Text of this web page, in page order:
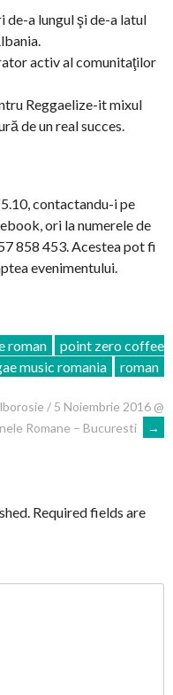
de-a lungul şi de-a latul
activ al comunitaţilor
Reggaelize-it mixul
de un real succes.
contactandu-i pe
ori la numerele de
858 453. Acestea pot fi
evenimentului.
roman
point zero coffee
music romania roman
/ 5 Noiembrie 2016 @
Romane – Bucuresti
→
Required fields are